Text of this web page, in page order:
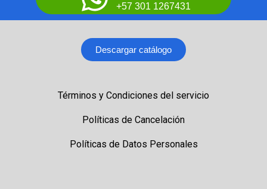
+57 301 1267431
Descargar catálogo
Términos y Condiciones del servicio
Políticas de Cancelación
Políticas de Datos Personales